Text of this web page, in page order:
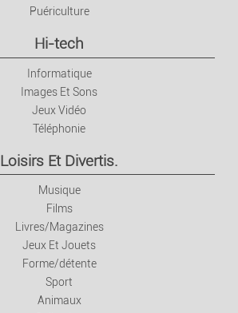
Puériculture
Hi-tech
Informatique
Images Et Sons
Jeux Vidéo
Téléphonie
Loisirs Et Divertis.
Musique
Films
Livres/Magazines
Jeux Et Jouets
Forme/détente
Sport
Animaux